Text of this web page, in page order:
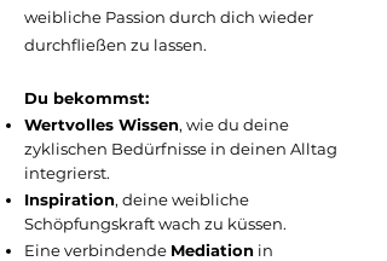
weibliche Passion durch dich wieder
durchfließen zu lassen.
Du bekommst:
Wertvolles Wissen, wie du deine
zyklischen Bedürfnisse in deinen Alltag
integrierst.
Inspiration, deineweibliche
Schöpfungskraft wach zu küssen.
Eine verbindende Mediation in